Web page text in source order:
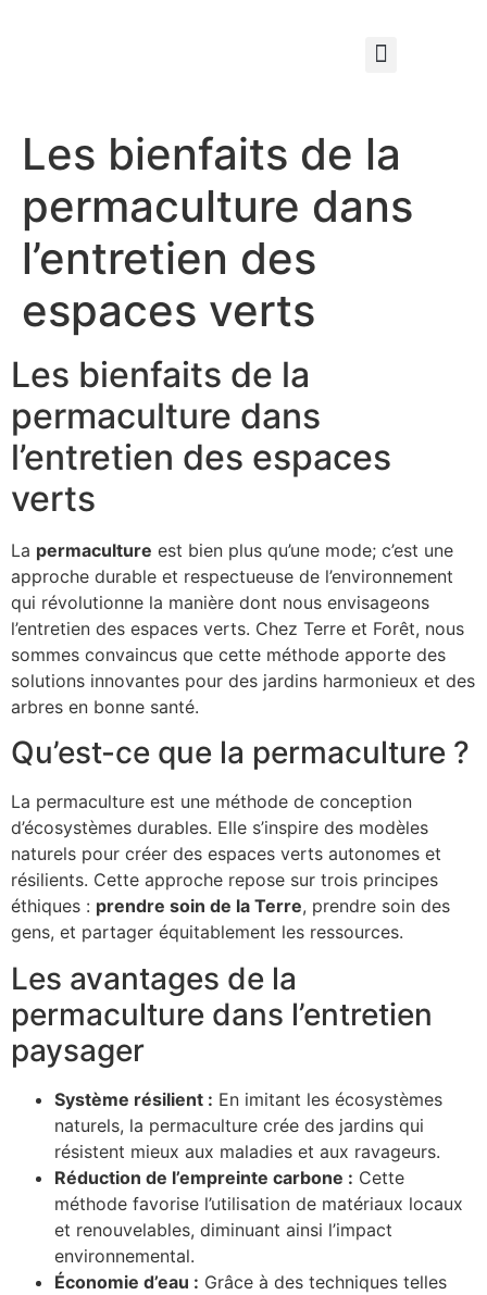
Les bienfaits de la
permaculture dans
l’entretien des
espaces verts
Les bienfaits de la
permaculture dans
l’entretien des espaces
verts
La permaculture est bien plus qu’une mode; c’est une
approche durable et respectueuse de l’environnement
qui révolutionne la manière dont nous envisageons
l’entretien des espaces verts. Chez Terre et Forêt, nous
sommes convaincus que cette méthode apporte des
solutions innovantes pour des jardins harmonieux et des
arbres en bonne santé.
Qu’est-ce que la permaculture ?
La permaculture est une méthode de conception
d’écosystèmes durables. Elle s’inspire des modèles
naturels pour créer des espaces verts autonomes et
résilients. Cette approche repose sur trois principes
éthiques : prendre soin de la Terre, prendre soin des
gens, et partager équitablement les ressources.
Les avantages de la
permaculture dans l’entretien
paysager
Système résilient : En imitant les écosystèmes
naturels, la permaculture crée des jardins qui
résistent mieux aux maladies et aux ravageurs.
Réduction de l’empreinte carbone : Cette
méthode favorise l’utilisation de matériaux locaux
et renouvelables, diminuant ainsi l’impact
environnemental.
Économie d’eau : Grâce à des techniques telles